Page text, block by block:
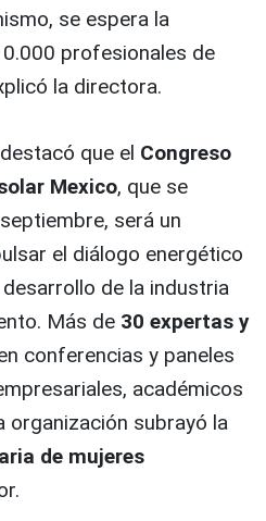
se espera la
profesionales de
la directora.
que el Congreso
Mexico, que se
será un
el diálogo energético
de la industria
Más de 30 expertas y
conferencias y paneles
académicos
organización subrayó la
de mujeres